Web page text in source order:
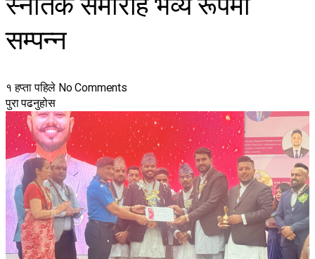
सम्पन्न
१ हप्ता पहिले No Comments
पुरा पढनुहोस